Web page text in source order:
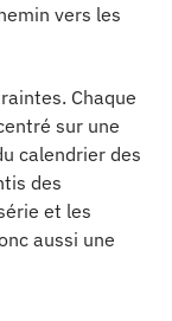
vers les
Chaque
sur une
calendrier des
des
et les
aussi une